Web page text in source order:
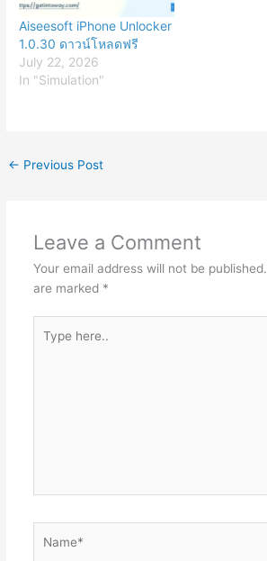
Aiseesoft iPhone Unlocker
1.0.30 ดาวน์โหลดฟรี
July 22, 2026
In "Simulation"
← Previous Post
Leave a Comment
Your email address will not be published.
are marked *
here..